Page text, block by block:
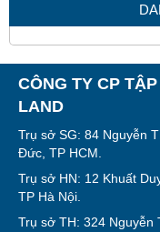
CÔNG TY CP
LAND
Trụ sở SG: 84 Nguyễn
Đức, TP HCM.
Trụ sở HN: 12 Khuất
TP Hà Nội.
Trụ sở TH: 324 Nguyễn